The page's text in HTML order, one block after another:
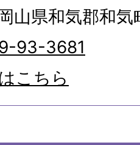
山県和気郡和気
93-3681
こちら